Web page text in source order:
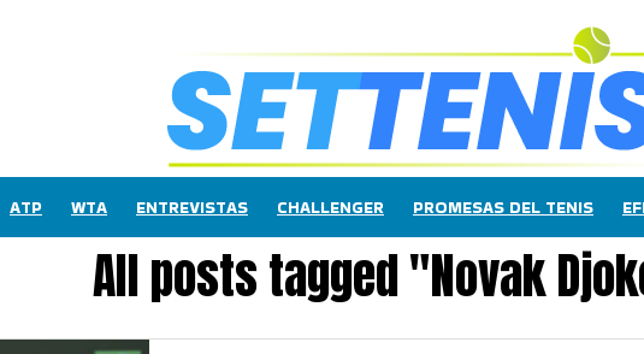
ATP WTA ENTREVISTAS CHALLENGER PROMESAS DEL TENIS
All posts tagged "Novak